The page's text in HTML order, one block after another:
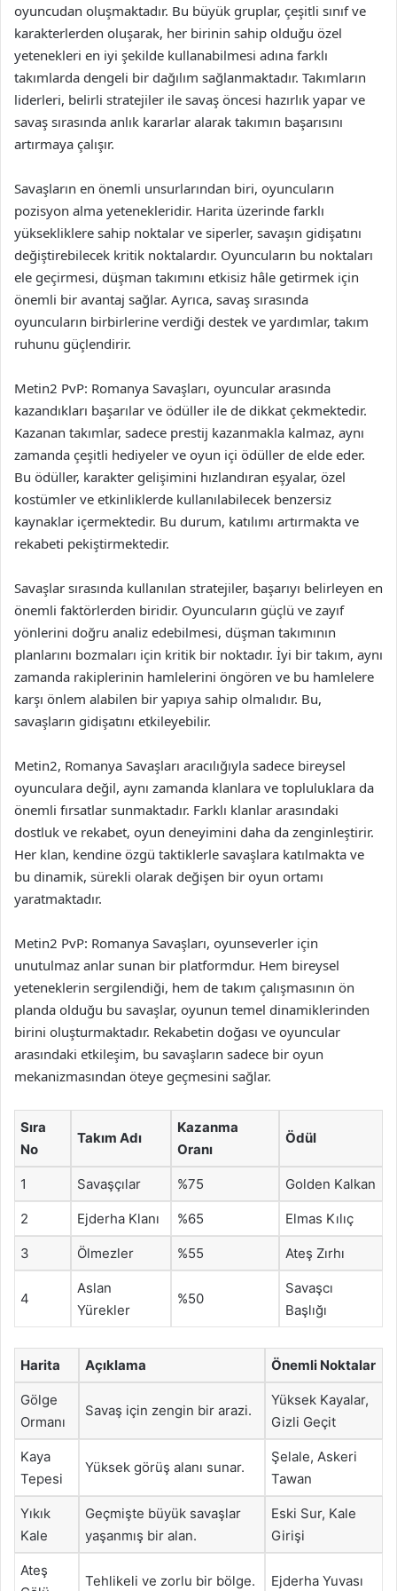
oyuncudan oluşmaktadır. Bu büyük gruplar, çeşitli sınıf ve
karakterlerden oluşarak, her birinin sahip olduğu özel
yetenekleri en iyi şekilde kullanabilmesi adına farklı
takımlarda dengeli bir dağılım sağlanmaktadır. Takımların
liderleri, belirli stratejiler ile savaş öncesi hazırlık yapar ve
savaş sırasında anlık kararlar alarak takımın başarısını
artırmaya çalışır.
Savaşların en önemli unsurlarından biri, oyuncuların
pozisyon alma yetenekleridir. Harita üzerinde farklı
yüksekliklere sahip noktalar ve siperler, savaşın gidişatını
değiştirebilecek kritik noktalardır. Oyuncuların bu noktaları
ele geçirmesi, düşman takımını etkisiz hâle getirmek için
önemli bir avantaj sağlar. Ayrıca, savaş sırasında
oyuncuların birbirlerine verdiği destek ve yardımlar, takım
ruhunu güçlendirir.
Metin2 PvP: Romanya Savaşları, oyuncular arasında
kazandıkları başarılar ve ödüller ile de dikkat çekmektedir.
Kazanan takımlar, sadece prestij kazanmakla kalmaz, aynı
zamanda çeşitli hediyeler ve oyun içi ödüller de elde eder.
Bu ödüller, karakter gelişimini hızlandıran eşyalar, özel
kostümler ve etkinliklerde kullanılabilecek benzersiz
kaynaklar içermektedir. Bu durum, katılımı artırmakta ve
rekabeti pekiştirmektedir.
Savaşlar sırasında kullanılan stratejiler, başarıyı belirleyen en
önemli faktörlerden biridir. Oyuncuların güçlü ve zayıf
yönlerini doğru analiz edebilmesi, düşman takımının
planlarını bozmaları için kritik bir noktadır. İyi bir takım, aynı
zamanda rakiplerinin hamlelerini öngören ve bu hamlelere
karşı önlem alabilen bir yapıya sahip olmalıdır. Bu,
savaşların gidişatını etkileyebilir.
Metin2, Romanya Savaşları aracılığıyla sadece bireysel
oyunculara değil, aynı zamanda klanlara ve topluluklara da
önemli fırsatlar sunmaktadır. Farklı klanlar arasındaki
dostluk ve rekabet, oyun deneyimini daha da zenginleştirir.
Her klan, kendine özgü taktiklerle savaşlara katılmakta ve
bu dinamik, sürekli olarak değişen bir oyun ortamı
yaratmaktadır.
Metin2 PvP: Romanya Savaşları, oyunseverler için
unutulmaz anlar sunan bir platformdur. Hem bireysel
yeteneklerin sergilendiği, hem de takım çalışmasının ön
planda olduğu bu savaşlar, oyunun temel dinamiklerinden
birini oluşturmaktadır. Rekabetin doğası ve oyuncular
arasındaki etkileşim, bu savaşların sadece bir oyun
mekanizmasından öteye geçmesini sağlar.
Sıra
No
Takım Adı
Kazanma
Oranı
Ödül
1 Savaşçılar %75 Golden Kalkan
2 Ejderha Klanı %65 Elmas Kılıç
3 Ölmezler %55 Ateş Zırhı
4
Aslan
Yürekler
%50
Savaşcı
Başlığı
Harita Açıklama Önemli Noktalar
Gölge
Ormanı
Savaş için zengin bir arazi.
Yüksek Kayalar,
Gizli Geçit
Kaya
Tepesi
Yüksek görüş alanı sunar.
Şelale, Askeri
Tawan
Yıkık
Kale
Geçmişte büyük savaşlar
yaşanmış bir alan.
Eski Sur, Kale
Girişi
Ateş
Tehlikeli ve zorlu bir bölge. Ejderha Yuvası